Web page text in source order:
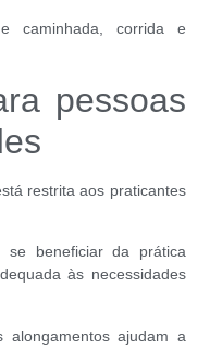
caminhada, corrida e
pessoas
restrita aos praticantes
se beneficiar da prática
às necessidades
alongamentos ajudam a